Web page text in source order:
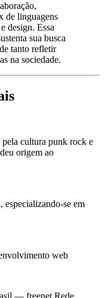
de linguagens
design. Essa
sua busca
tanto refletir
na sociedade.
cultura punk rock e
origem ao
especializando-se em
web